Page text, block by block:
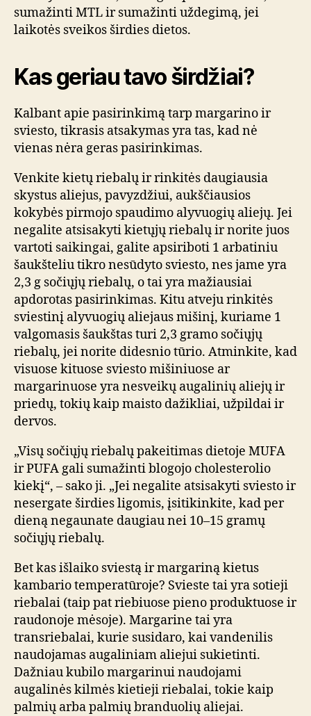
sumažinti MTL ir sumažinti uždegimą, jei
laikotės sveikos širdies dietos.
Kas geriau tavo širdžiai?
Kalbant apie pasirinkimą tarp margarino ir
sviesto, tikrasis atsakymas yra tas, kad nė
vienas nėra geras pasirinkimas.
Venkite kietų riebalų ir rinkitės daugiausia
skystus aliejus, pavyzdžiui, aukščiausios
kokybės pirmojo spaudimo alyvuogių aliejų. Jei
negalite atsisakyti kietųjų riebalų ir norite juos
vartoti saikingai, galite apsiriboti 1 arbatiniu
šaukšteliu tikro nesūdyto sviesto, nes jame yra
2,3 g sočiųjų riebalų, o tai yra mažiausiai
apdorotas pasirinkimas. Kitu atveju rinkitės
sviestinį alyvuogių aliejaus mišinį, kuriame 1
valgomasis šaukštas turi 2,3 gramo sočiųjų
riebalų, jei norite didesnio tūrio. Atminkite, kad
visuose kituose sviesto mišiniuose ar
margarinuose yra nesveikų augalinių aliejų ir
priedų, tokių kaip maisto dažikliai, užpildai ir
dervos.
„Visų sočiųjų riebalų pakeitimas dietoje MUFA
ir PUFA gali sumažinti blogojo cholesterolio
kiekį“, – sako ji. „Jei negalite atsisakyti sviesto ir
nesergate širdies ligomis, įsitikinkite, kad per
dieną negaunate daugiau nei 10–15 gramų
sočiųjų riebalų.
Bet kas išlaiko sviestą ir margariną kietus
kambario temperatūroje? Svieste tai yra sotieji
riebalai (taip pat riebiuose pieno produktuose ir
raudonoje mėsoje). Margarine tai yra
transriebalai, kurie susidaro, kai vandenilis
naudojamas augaliniam aliejui sukietinti.
Dažniau kubilo margarinui naudojami
augalinės kilmės kietieji riebalai, tokie kaip
palmių arba palmių branduolių aliejai.